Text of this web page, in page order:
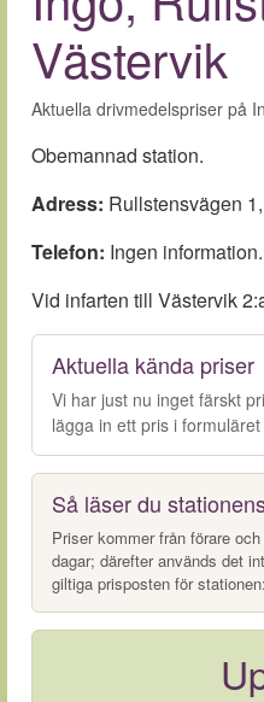
Västervik
Aktuella drivmedelspriser på
Obemannad station.
Adress: Rullstensvägen
Telefon: Ingen information.
Vid infarten till Västervik
Aktuella kända priser
Vi har just nu inget färskt
lägga in ett pris i
Så läser du
Priser kommer från förare
dagar; därefter används det
giltiga prisposten för